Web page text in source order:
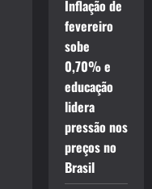
Inflação de
fevereiro
sobe
0,70% e
educação
lidera
pressão nos
preços no
Brasil